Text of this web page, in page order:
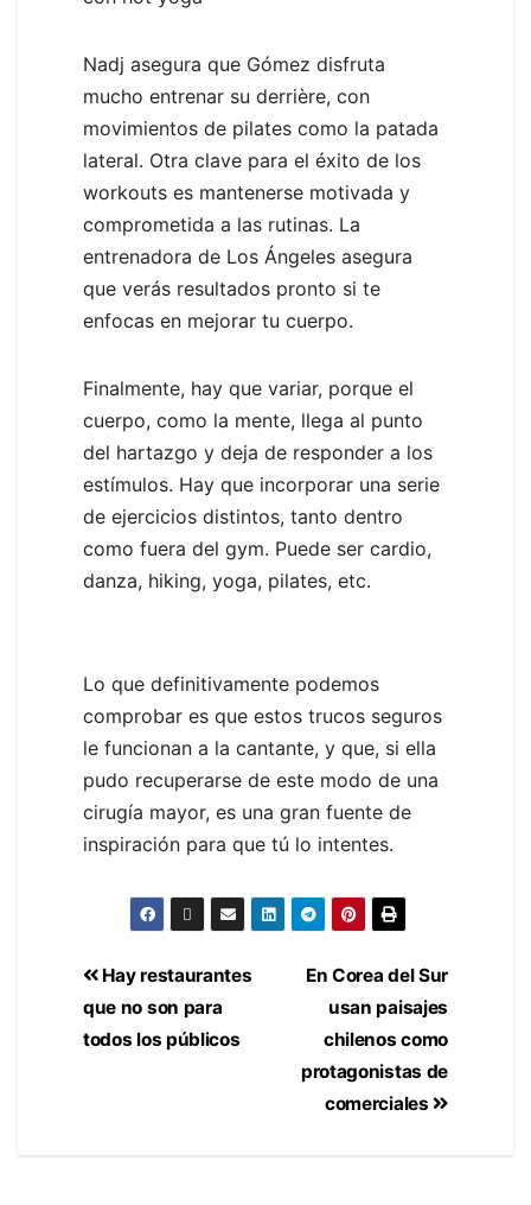
Nadj asegura que Gómez disfruta
mucho entrenar su derrière, con
movimientos de pilates como la patada
lateral. Otra clave para el éxito de los
workouts es mantenerse motivada y
comprometida a las rutinas. La
entrenadora de Los Ángeles asegura
que verás resultados pronto si te
enfocas en mejorar tu cuerpo.
Finalmente, hay que variar, porque el
cuerpo, como la mente, llega al punto
del hartazgo y deja de responder a los
estímulos. Hay que incorporar una serie
de ejercicios distintos, tanto dentro
como fuera del gym. Puede ser cardio,
danza, hiking, yoga, pilates, etc.
Lo que definitivamente podemos
comprobar es que estos trucos seguros
le funcionan a la cantante, y que, si ella
pudo recuperarse de este modo de una
cirugía mayor, es una gran fuente de
inspiración para que tú lo intentes.
En Corea del Sur
usan paisajes
chilenos como
protagonistas de
comerciales
Hay restaurantes
que no son para
todos los públicos